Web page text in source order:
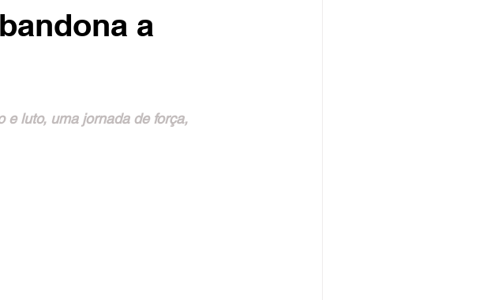
a
e luto, uma jornada de força,